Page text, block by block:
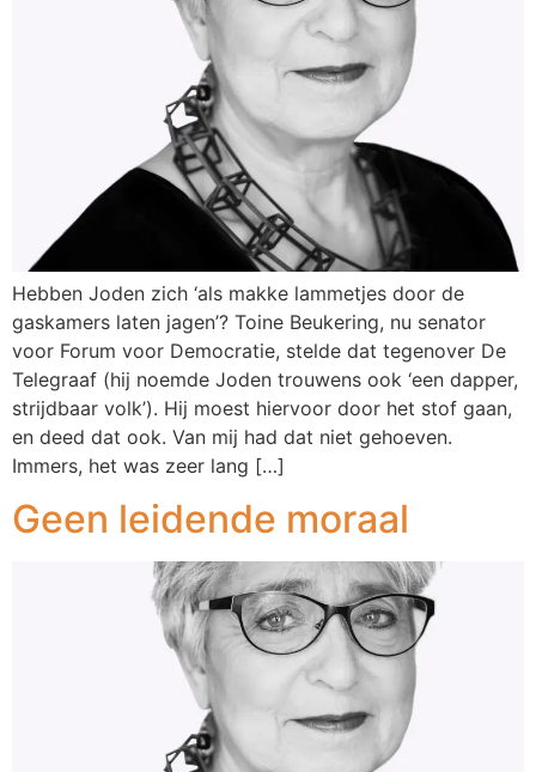
Hebben Joden zich ‘als makke lammetjes door de
gaskamers laten jagen’? Toine Beukering, nu senator
voor Forum voor Democratie, stelde dat tegenover De
Telegraaf (hij noemde Joden trouwens ook ‘een dapper,
strijdbaar volk’). Hij moest hiervoor door het stof gaan,
en deed dat ook. Van mij had dat niet gehoeven.
Immers, het was zeer lang […]
Geen leidende moraal